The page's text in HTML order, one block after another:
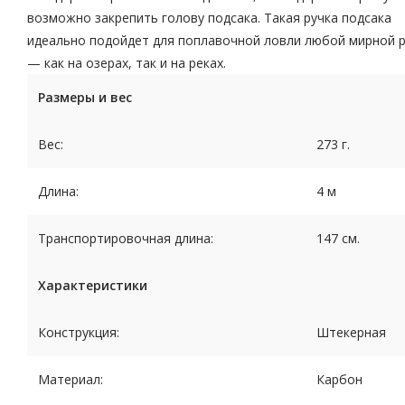
возможно закрепить голову подсака. Такая ручка подсака
идеально подойдет для поплавочной ловли любой мирной
— как на озерах, так и на реках.
Размеры и вес
Вес: 273 г.
Длина: 4 м
Транспортировочная длина: 147 см.
Характеристики
Конструкция: Штекерная
Материал: Карбон